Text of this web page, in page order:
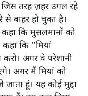
तरह ज़हर उगल रहे
बाहर हो चुका है।
कहा कि मुसलमानों को
कहा कि "मियां
अगर वे परेशानी
अगर मैं मियां को
हूं। यह कोई मुद्दा